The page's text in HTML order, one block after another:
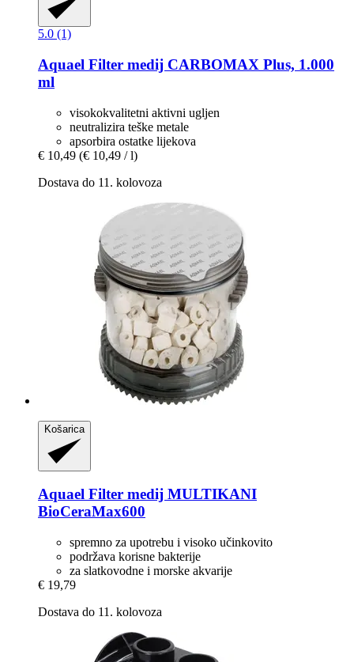
5.0 (1)
Aquael Filter medij CARBOMAX Plus, 1.000
ml
visokokvalitetni aktivni ugljen
neutralizira teške metale
apsorbira ostatke lijekova
€ 10,49 (€ 10,49 / l)
Dostava do 11. kolovoza
Košarica
Aquael Filter medij MULTIKANI
BioCeraMax600
spremno za upotrebu i visoko učinkovito
podržava korisne bakterije
za slatkovodne i morske akvarije
€ 19,79
Dostava do 11. kolovoza